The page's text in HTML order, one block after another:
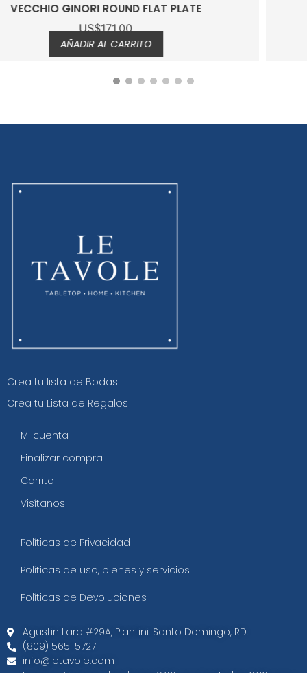
DINNER PLATE VECCHIO GINORI
US$75.00
AÑADIR AL CARRITO
Crea tu lista de Bodas
Crea tu Lista de Regalos
Mi cuenta
Finalizar compra
Carrito
Visítanos
Políticas de Privacidad
Políticas de uso, bienes y servicios
Políticas de Devoluciones
Agustin Lara #29A, Piantini. Santo Domingo, RD.​
(809) 565-5727
info@letavole.com